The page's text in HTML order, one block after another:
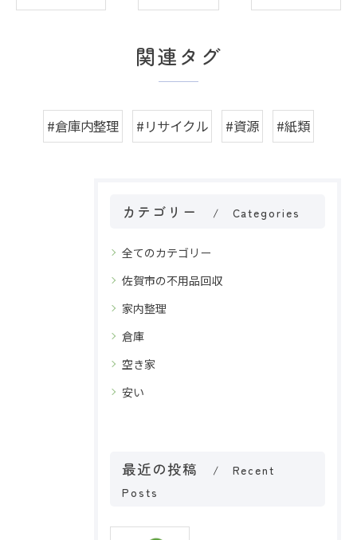
関連タグ
#倉庫内整理 #リサイクル #資源 #紙類
カテゴリー Categories
全てのカテゴリー
佐賀市の不用品回収
家内整理
倉庫
空き家
安い
最近の投稿
Recent
Posts